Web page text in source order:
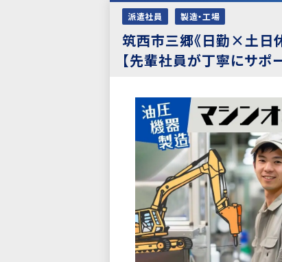
派遣社員 製造・工場
筑西市三郷《日勤×土日
【先輩社員が丁寧にサポ